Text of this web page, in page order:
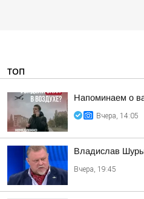
ТОП
Напоминаем о
Вчера, 14:05
Владислав
Вчера, 19:45